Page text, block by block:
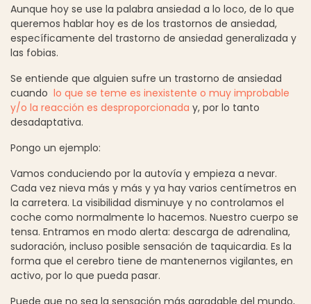
Aunque hoy se use la palabra ansiedad a lo loco, de lo que
queremos hablar hoy es de los trastornos de ansiedad,
específicamente del trastorno de ansiedad generalizada y
las fobias.
Se entiende que alguien sufre un trastorno de ansiedad
cuando lo que se teme es inexistente o muy improbable
y/o la reacción es desproporcionada y, por lo tanto
desadaptativa.
Pongo un ejemplo:
Vamos conduciendo por la autovía y empieza a nevar.
Cada vez nieva más y más y ya hay varios centímetros en
la carretera. La visibilidad disminuye y no controlamos el
coche como normalmente lo hacemos. Nuestro cuerpo se
tensa. Entramos en modo alerta: descarga de adrenalina,
sudoración, incluso posible sensación de taquicardia. Es la
forma que el cerebro tiene de mantenernos vigilantes, en
activo, por lo que pueda pasar.
Puede que no sea la sensación más agradable del mundo,